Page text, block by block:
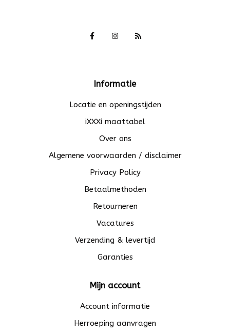
Informatie
Locatie en openingstijden
iXXXi maattabel
Over ons
Algemene voorwaarden / disclaimer
Privacy Policy
Betaalmethoden
Retourneren
Vacatures
Verzending & levertijd
Garanties
Mijn account
Account informatie
Herroeping aanvragen